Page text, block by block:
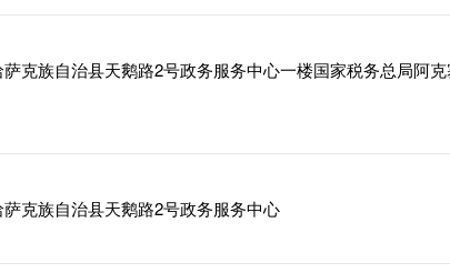
克族自治县天鹅路2号政务服务中心一楼国家税务总局阿
克族自治县天鹅路2号政务服务中心